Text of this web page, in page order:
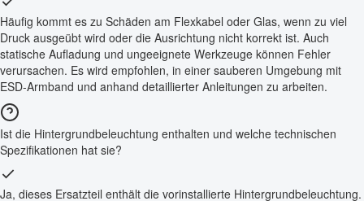
Häufig kommt es zu Schäden am Flexkabel oder Glas, wenn zu viel
Druck ausgeübt wird oder die Ausrichtung nicht korrekt ist. Auch
statische Aufladung und ungeeignete Werkzeuge können Fehler
verursachen. Es wird empfohlen, in einer sauberen Umgebung mit
ESD-Armband und anhand detaillierter Anleitungen zu arbeiten.
Ist die Hintergrundbeleuchtung enthalten und welche technischen
Spezifikationen hat sie?
Ja, dieses Ersatzteil enthält die vorinstallierte Hintergrundbeleuchtung.